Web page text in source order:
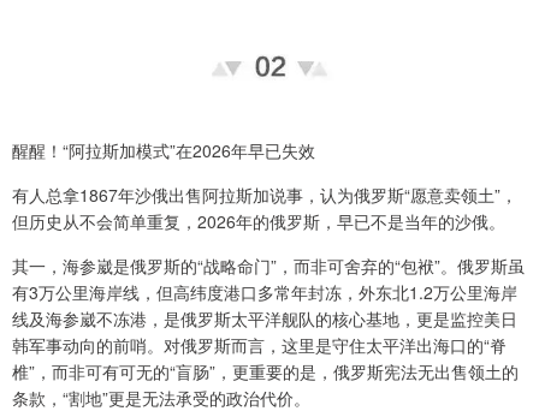
醒醒！“阿拉斯加模式”在2026年早已失效
有人总拿1867年沙俄出售阿拉斯加说事，认为俄罗斯“愿意卖领土”，
但历史从不会简单重复，2026年的俄罗斯，早已不是当年的沙俄。
其一，海参崴是俄罗斯的“战略命门”，而非可舍弃的“包袱”。俄罗斯虽
有3万公里海岸线，但高纬度港口多常年封冻，外东北1.2万公里海岸
线及海参崴不冻港，是俄罗斯太平洋舰队的核心基地，更是监控美日
韩军事动向的前哨。对俄罗斯而言，这里是守住太平洋出海口的“脊
椎”，而非可有可无的“盲肠”，更重要的是，俄罗斯宪法无出售领土的
条款，“割地”更是无法承受的政治代价。